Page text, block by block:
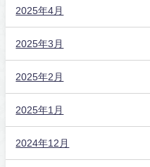
2025年4月
2025年3月
2025年2月
2025年1月
2024年12月